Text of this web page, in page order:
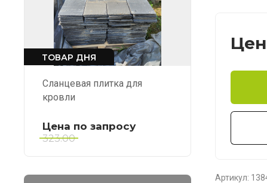
ТОВАР ДНЯ
Сланцевая плитка для
кровли
323.00
Цена по запросу
Артикул: